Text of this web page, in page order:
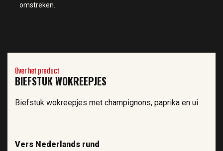
omstreken.
Over het product
BIEFSTUK WOKREEPJES
Biefstuk wokreepjes met champignons, paprika en ui
Vers Nederlands rund